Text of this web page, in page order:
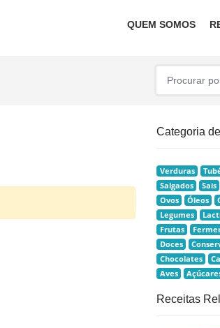
QUEM SOMOS
Categoria
Verduras
Salgados
Sais
Ovos
Óleos
Legumes
Frutas
Doces
Chocolates
Aves
Receitas